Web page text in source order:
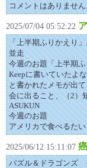
コメントはありませ
2025/07/04 05:52:22
「上半期ふりかえり
並走
今週のお題「上半期
Keepに書いていたよ
と書かれたメモが出
会に出ること、（2）
ASUKUN
今週のお題
アメリカで食べるたい
2025/06/12 15:11:07 癌
パズル＆ドラゴンズ